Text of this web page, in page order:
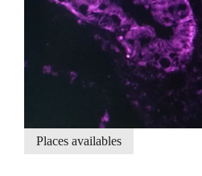
Places availables